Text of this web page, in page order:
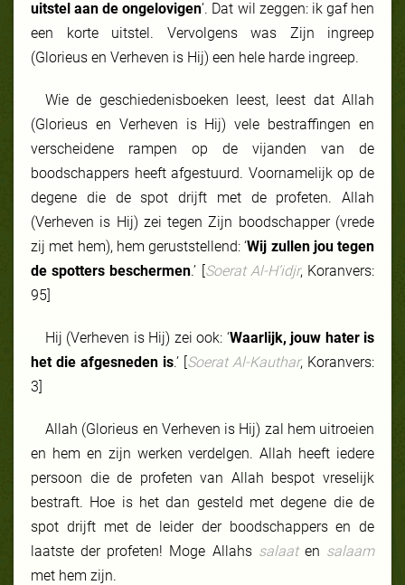
uitstel aan de ongelovigen’. Dat wil zeggen: ik gaf hen
een korte uitstel. Vervolgens was Zijn ingreep
(Glorieus en Verheven is Hij) een hele harde ingreep.
Wie de geschiedenisboeken leest, leest dat Allah
(Glorieus en Verheven is Hij) vele bestraffingen en
verscheidene rampen op de vijanden van de
boodschappers heeft afgestuurd. Voornamelijk op de
degene die de spot drijft met de profeten. Allah
(Verheven is Hij) zei tegen Zijn boodschapper (vrede
zij met hem), hem geruststellend: ‘Wij zullen jou tegen
de spotters beschermen.’ [Soerat Al-H’idjr, Koranvers:
95]
Hij (Verheven is Hij) zei ook: ‘Waarlijk, jouw hater is
het die afgesneden is.’ [Soerat Al-Kauthar, Koranvers:
3]
Allah (Glorieus en Verheven is Hij) zal hem uitroeien
en hem en zijn werken verdelgen. Allah heeft iedere
persoon die de profeten van Allah bespot vreselijk
bestraft. Hoe is het dan gesteld met degene die de
spot drijft met de leider der boodschappers en de
laatste der profeten! Moge Allahs salaaten salaam
met hem zijn.